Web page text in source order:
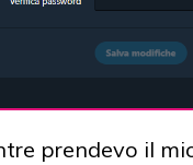
prendevo il